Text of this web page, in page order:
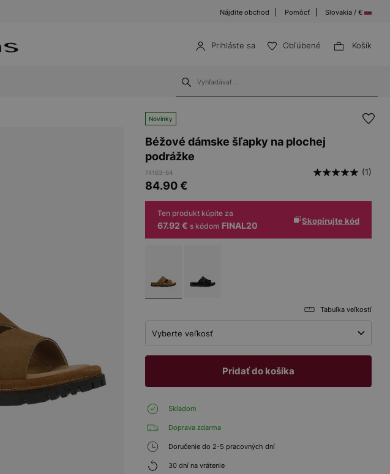
Nájdite obchod Pomôcť Slovakia / €
Prihláste sa Obľúbené Košík
Novinky
Béžové dámske šľapky na plochej
podrážke
74163-64 (1)
84.90€
Ten produkt kúpite za
67.92 € s kódom FINAL20 Skopírujte kód
Tabuľka veľkostí
Vyberte veľkosť
Pridať do košíka
Skladom
Doprava zdarma
Doručenie do 2-5 pracovných dní
30 dní na vrátenie